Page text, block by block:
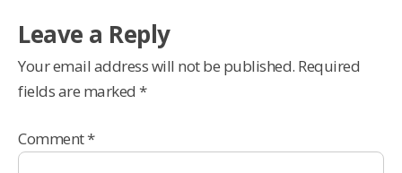
Leave a Reply
Your email address will not be published. Required
fields are marked *
Comment*